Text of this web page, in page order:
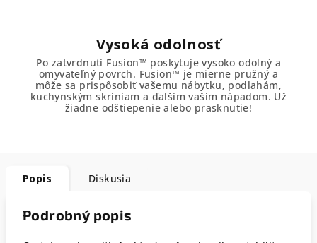
Vysoká odolnosť
Po zatvrdnutí Fusion™ poskytuje vysoko odolný a
omyvateľný povrch. Fusion™ je mierne pružný a
môže sa prispôsobiť vašemu nábytku, podlahám,
kuchynským skriniam a ďalším vašim nápadom. Už
žiadne odštiepenie alebo prasknutie!
Popis Diskusia
Podrobný popis